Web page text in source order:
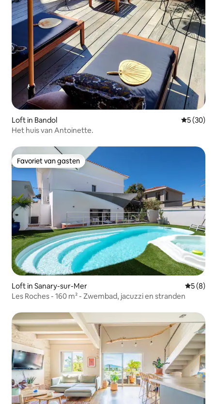
Loft in Bandol
5 (30)
Het huis van Antoinette.
Favoriet van gasten
Favoriet van gasten
Loft in Sanary-sur-Mer
5 (8)
Les Roches - 160 m² - Zwembad, jacuzzi en stranden